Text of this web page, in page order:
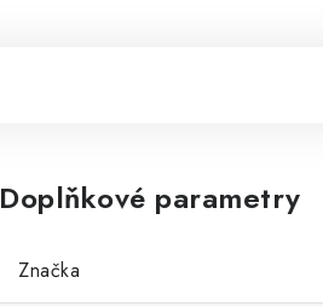
Doplňkové parametry
Značka